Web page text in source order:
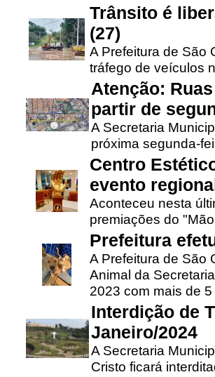
Trânsito é
(27)
A Prefeitura de São
tráfego de veículos
Atenção:
partir de
A Secretaria
próxima segunda-
Centro
evento
Aconteceu nesta
premiações do
Prefeitura
A Prefeitura de São
Animal da
2023 com mais de 5
Interdição de
Janeiro/2024
A Secretaria
Cristo ficará